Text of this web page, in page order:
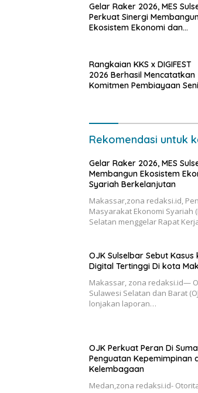
Gelar Raker 2026, MES
Perkuat Sinergi
Ekosistem Ekonomi dan
Rangkaian KKS x DIGIFEST
2026 Berhasil Mencatatkan
Komitmen Pembiayaan
Rekomendasi untuk
Gelar Raker 2026, MES
Membangun Ekosistem
Syariah Berkelanjutan
Makassar,zona redaksi.id,
Masyarakat Ekonomi Syariah
Selatan menggelar Rapat
OJK Sulselbar Sebut
Digital Tertinggi Di kota
Makassar, zona redaksi.id—
Sulawesi Selatan dan Barat
lonjakan laporan…
OJK Perkuat Peran Di
Penguatan Kepemimpinan
Kelembagaan
Medan,zona redaksi.id-